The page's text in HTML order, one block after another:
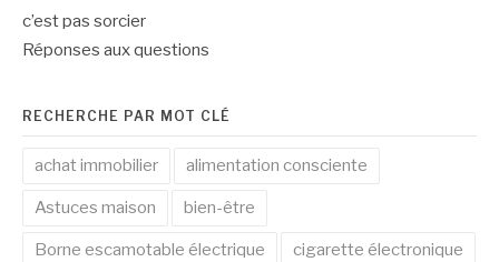
c’est pas sorcier
Réponses aux questions
RECHERCHE PAR MOT CLÉ
achat immobilier alimentation consciente
Astuces maison bien-être
Borne escamotable électrique cigarette électronique